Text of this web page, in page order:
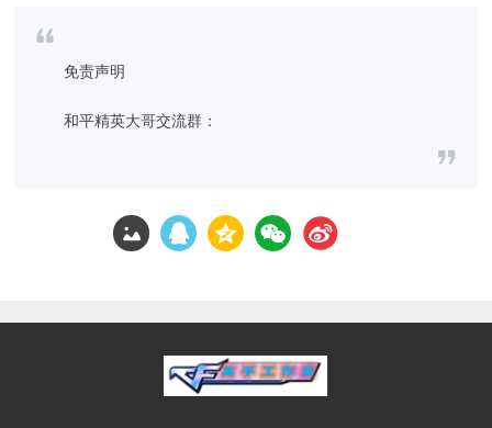
免责声明
和平精英大哥交流群：